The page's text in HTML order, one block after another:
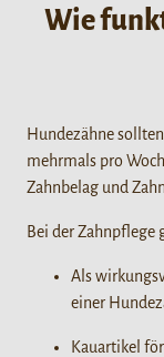
Wie
Hundezähne
mehrmals pro
Zahnbelag und
Bei der Zahnpflege
Als
einer
Kauartikel